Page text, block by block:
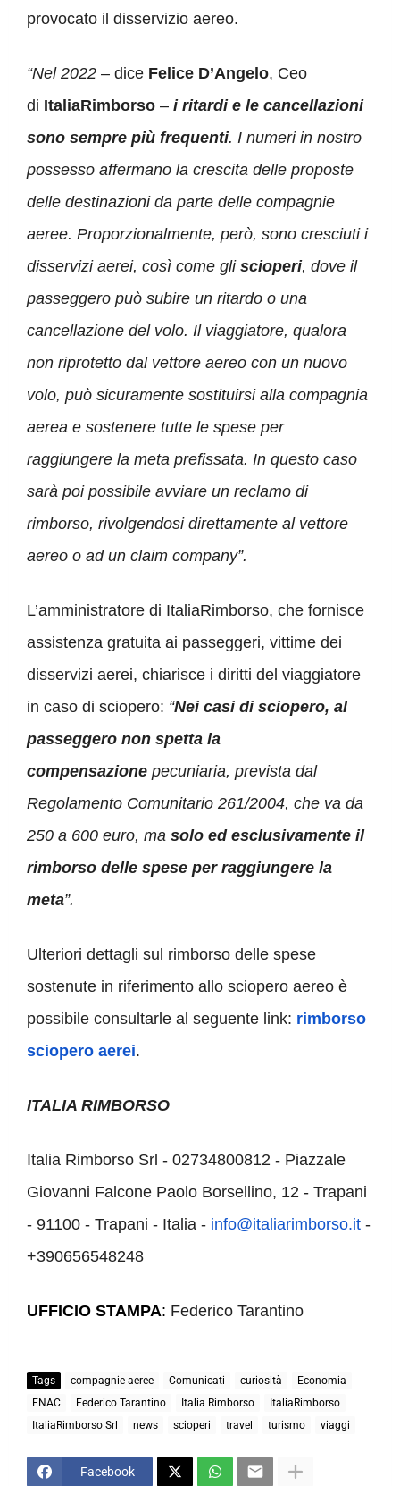
provocato il disservizio aereo.
“Nel 2022 – dice Felice D’Angelo, Ceo
di ItaliaRimborso – i ritardi e le cancellazioni
sono sempre più frequenti. I numeri in nostro
possesso affermano la crescita delle proposte
delle destinazioni da parte delle compagnie
aeree. Proporzionalmente, però, sono cresciuti i
disservizi aerei, così come gli scioperi, dove il
passeggero può subire un ritardo o una
cancellazione del volo. Il viaggiatore, qualora
non riprotetto dal vettore aereo con un nuovo
volo, può sicuramente sostituirsi alla compagnia
aerea e sostenere tutte le spese per
raggiungere la meta prefissata. In questo caso
sarà poi possibile avviare un reclamo di
rimborso, rivolgendosi direttamente al vettore
aereo o ad un claim company”.
L’amministratore di ItaliaRimborso, che fornisce
assistenza gratuita ai passeggeri, vittime dei
disservizi aerei, chiarisce i diritti del viaggiatore
in caso di sciopero: “Nei casi di sciopero, al
passeggero non spetta la
compensazione pecuniaria, prevista dal
Regolamento Comunitario 261/2004, che va da
250 a 600 euro, ma solo ed esclusivamente il
rimborso delle spese per raggiungere la
meta”.
Ulteriori dettagli sul rimborso delle spese
sostenute in riferimento allo sciopero aereo è
possibile consultarle al seguente link: rimborso
sciopero aerei.
ITALIA RIMBORSO
Italia Rimborso Srl - 02734800812 - Piazzale
Giovanni Falcone Paolo Borsellino, 12 - Trapani
- 91100 - Trapani - Italia - info@italiarimborso.it -
+390656548248
UFFICIO STAMPA: Federico Tarantino
Tags compagnie aeree Comunicati curiosità
Economia
ENAC
Federico Tarantino Italia Rimborso
ItaliaRimborso
ItaliaRimborso Srl
news scioperi travel turismo viaggi
Facebook